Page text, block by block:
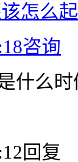
怎么
咨询
什么
回复